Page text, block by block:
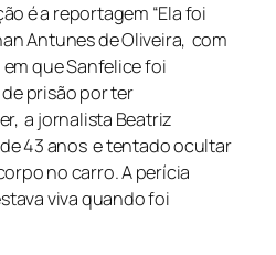
é a reportagem “Ela foi
Antunes de Oliveira, com
que Sanfelice foi
prisão por ter
a jornalista Beatriz
43 anos e tentado ocultar
no carro. A perícia
viva quando foi